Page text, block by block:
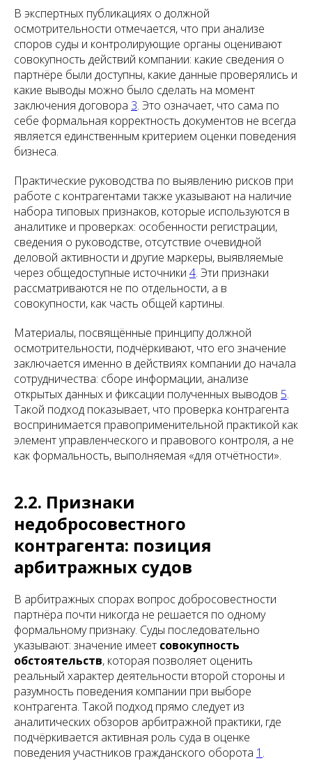
В экспертных публикациях о должной
осмотрительности отмечается, что при анализе
споров суды и контролирующие органы оценивают
совокупность действий компании: какие сведения о
партнёре были доступны, какие данные проверялись и
какие выводы можно было сделать на момент
заключения договора 3. Это означает, что сама по
себе формальная корректность документов не всегда
является единственным критерием оценки поведения
бизнеса.
Практические руководства по выявлению рисков при
работе с контрагентами также указывают на наличие
набора типовых признаков, которые используются в
аналитике и проверках: особенности регистрации,
сведения о руководстве, отсутствие очевидной
деловой активности и другие маркеры, выявляемые
через общедоступные источники 4. Эти признаки
рассматриваются не по отдельности, а в
совокупности, как часть общей картины.
Материалы, посвящённые принципу должной
осмотрительности, подчёркивают, что его значение
заключается именно в действиях компании до начала
сотрудничества: сборе информации, анализе
открытых данных и фиксации полученных выводов 5.
Такой подход показывает, что проверка контрагента
воспринимается правоприменительной практикой как
элемент управленческого и правового контроля, а не
как формальность, выполняемая «для отчётности».
2.2. Признаки
недобросовестного
контрагента: позиция
арбитражных судов
В арбитражных спорах вопрос добросовестности
партнёра почти никогда не решается по одному
формальному признаку. Суды последовательно
указывают: значение имеет совокупность
обстоятельств, которая позволяет оценить
реальный характер деятельности второй стороны и
разумность поведения компании при выборе
контрагента. Такой подход прямо следует из
аналитических обзоров арбитражной практики, где
подчёркивается активная роль суда в оценке
поведения участников гражданского оборота 1 .